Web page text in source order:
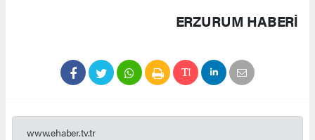
ERZURUM HABERİ
www.ehaber.tv.tr